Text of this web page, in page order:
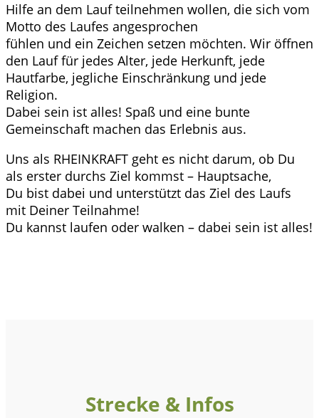
Hilfe an dem Lauf teilnehmen wollen, die sich vom
Motto des Laufes angesprochen
fühlen und ein Zeichen setzen möchten. Wir öffnen
den Lauf für jedes Alter, jede Herkunft, jede
Hautfarbe, jegliche Einschränkung und jede
Religion.
Dabei sein ist alles! Spaß und eine bunte
Gemeinschaft machen das Erlebnis aus.
Uns als RHEINKRAFT geht es nicht darum, ob Du
als erster durchs Ziel kommst – Hauptsache,
Du bist dabei und unterstützt das Ziel des Laufs
mit Deiner Teilnahme!
Du kannst laufen oder walken – dabei sein ist alles!
Strecke & Infos